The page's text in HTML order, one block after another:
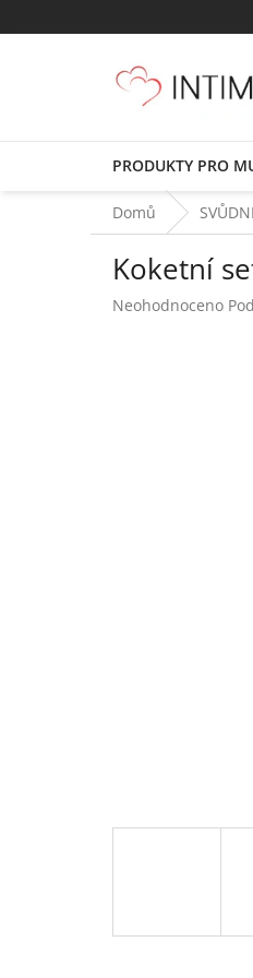
na
PRODUKTY PRO
Domů
Koketní
Průměrné
Neohodnoceno